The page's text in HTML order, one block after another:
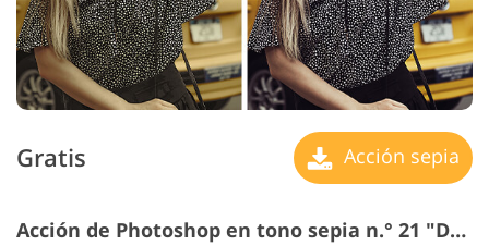
Gratis Acción sepia
Acción de Photoshop en tono sepia n.° 21 "Dramatic Style"